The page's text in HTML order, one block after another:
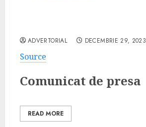
ADVERTORIAL DECEMBRIE 29, 2023
Source
Comunicat de presa
READ MORE